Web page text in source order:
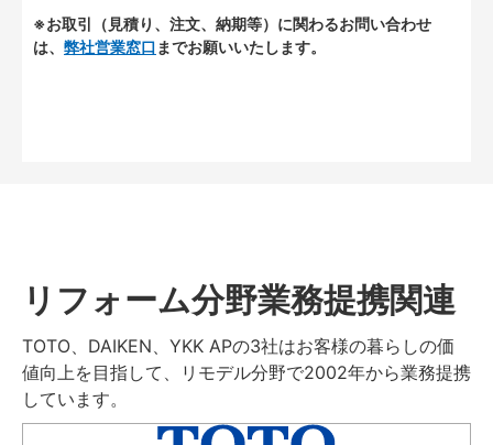
※お取引（見積り、注文、納期等）に関わるお問い合わせ
は、 弊社営業窓口 までお願いいたします。
リフォーム分野業務提携関連
TOTO、DAIKEN、YKK APの3社はお客様の暮らしの価
値向上を目指して、リモデル分野で2002年から業務提携
しています。